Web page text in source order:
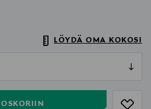
LÖYDÄ OMA KOKOSI